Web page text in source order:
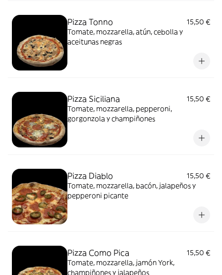
Pizza Tonno
15,50 €
Tomate, mozzarella, atún, cebolla y
aceitunas negras
Pizza Siciliana
15,50 €
Tomate, mozzarella, pepperoni,
gorgonzola y champiñones
Pizza Diablo
15,50 €
Tomate, mozzarella, bacón, jalapeños y
pepperoni picante
Pizza Como Pica
15,50 €
Tomate, mozzarella, jamón York,
champiñones y jalapeños